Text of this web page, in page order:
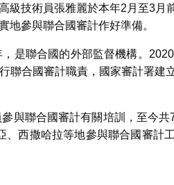
級技術員張雅麗於本年2月至3月
地參與聯合國審計作好準備。
是聯合國的外部監督機構。
聯合國審計職責，國家審計署建
與聯合國審計有關培訓，至今
、西撒哈拉等地參與聯合國審計